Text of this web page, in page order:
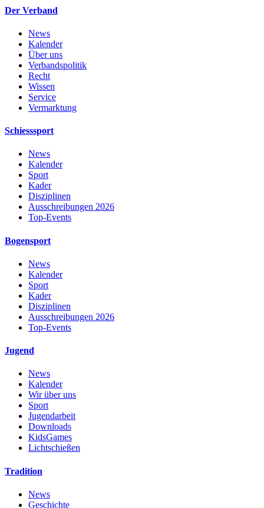
Der Verband
News
Kalender
Über uns
Verbandspolitik
Recht
Wissen
Service
Vermarktung
Schiesssport
News
Kalender
Sport
Kader
Disziplinen
Ausschreibungen 2026
Top-Events
Bogensport
News
Kalender
Sport
Kader
Disziplinen
Ausschreibungen 2026
Top-Events
Jugend
News
Kalender
Wir über uns
Sport
Jugendarbeit
Downloads
KidsGames
Lichtschießen
Tradition
News
Geschichte